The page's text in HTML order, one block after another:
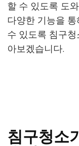
할 수 있도록 도
다양한 기능을
수 있도록 침구
아보겠습니다.
침구청소